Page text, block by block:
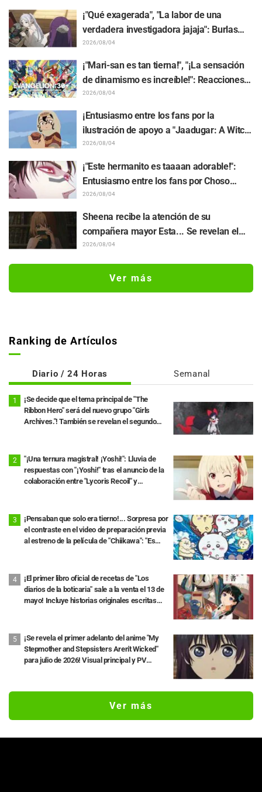
¡"Qué exagerada", "La labor de una
verdadera investigadora jajaja": Burlas
masivas por el peluche de Frieren
atrapado en un Mímic de exhibición en
"Frieren: Más allá del final del viaje"
2026/08/04
¡"Mari-san es tan tierna!", "¡La sensación
de dinamismo es increíble!": Reacciones
ante el hermoso dibujo revelado de
Hidenori Matsubara con las 3 chicas
vistiendo sus Plugsuits de "Neon Genesis
Evangelion"
2026/08/04
¡Entusiasmo entre los fans por la
ilustración de apoyo a "Jaadugar: A Witch
in Mongolia" realizada por el autor de
"Yowamushi Pedal"! "Esto es lo que pasa
cuando lo dibuja la persona con el estilo
2026/08/04
¡"Este hermanito es taaaan adorable!":
Entusiasmo entre los fans por Choso
acercándose a Yūji Itadori en la ilustración
especial de "Jujutsu Kaisen"
2026/08/04
Sheena recibe la atención de su
compañera mayor Esta... Se revelan el
sinopsis, capturas, avance WEB y póster
Want to Love You Till Your Dying Day"
2026/08/04
Ver más
Ranking de Artículos
Diario / 24 Horas Semanal
¡Se decide que el tema principal de "The
Ribbon Hero" será del nuevo grupo "Girls
Archives."! También se revelan el segundo
"¡Una ternura magistral! ¡Yoshi!": Lluvia de
respuestas con "¡Yoshi!" tras el anuncio de la
colaboración entre "Lycoris Recoil" y
¡Pensaban que solo era tierno!... Sorpresa por
el contraste en el video de preparación previa
al estreno de la película de "Chiikawa": "Es
¡El primer libro oficial de recetas de "Los
diarios de la boticaria" sale a la venta el 13 de
mayo! Incluye historias originales escritas
¡Se revela el primer adelanto del anime "My
Stepmother and Stepsisters Aren't Wicked"
para julio de 2026! Visual principal y PV
Ver más